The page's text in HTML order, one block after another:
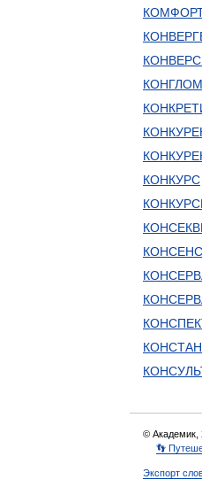
КОНКУРС
© Академик,
👣
Экспорт